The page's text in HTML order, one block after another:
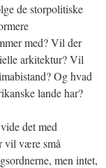
de storpolitiske
med? Vil der
arkitektur? Vil
Og hvad
lande har?
det med
vil være små
men intet,